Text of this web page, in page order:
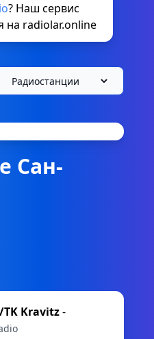
? Наш сервис
на radiolar.online
Сан-
Kravitz-